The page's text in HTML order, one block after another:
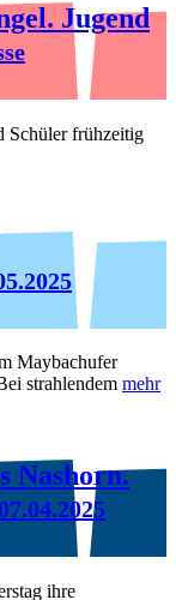
Jugend
Schüler frühzeitig
Maybachufer
strahlendem mehr
Nashorn.
ihre